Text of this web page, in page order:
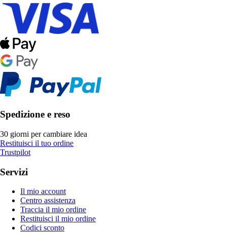
Spedizione e reso
30 giorni per cambiare idea
Restituisci il tuo ordine
Trustpilot
Servizi
Il mio account
Centro assistenza
Traccia il mio ordine
Restituisci il mio ordine
Codici sconto